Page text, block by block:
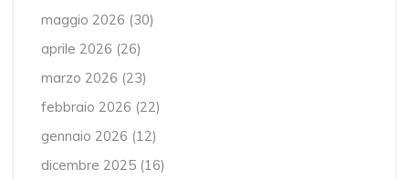
maggio 2026 (30)
aprile 2026 (26)
marzo 2026 (23)
febbraio 2026 (22)
gennaio 2026 (12)
dicembre 2025 (16)